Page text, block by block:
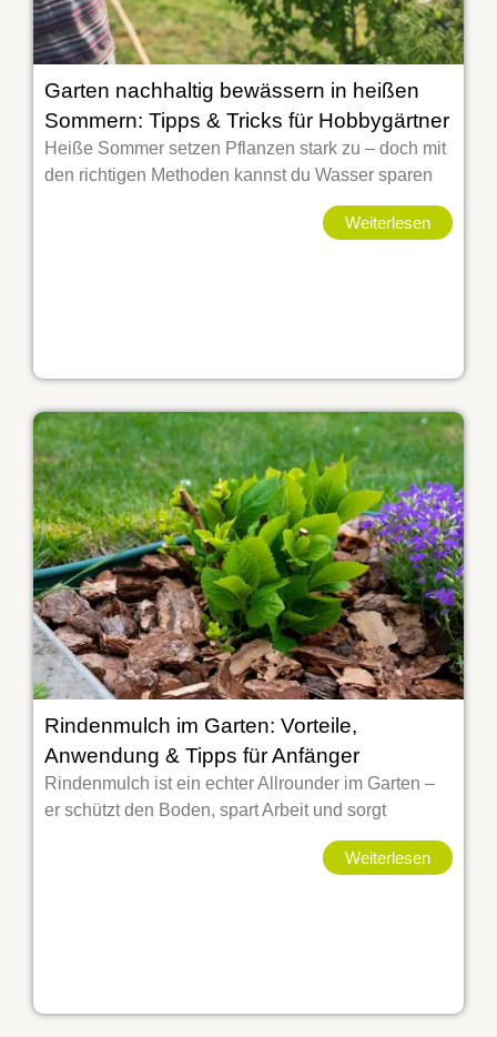
Garten nachhaltig bewässern in heißen
Sommern: Tipps & Tricks für Hobbygärtner
Heiße Sommer setzen Pflanzen stark zu – doch mit
den richtigen Methoden kannst du Wasser sparen
Weiterlesen
Rindenmulch im Garten: Vorteile,
Anwendung & Tipps für Anfänger
Rindenmulch ist ein echter Allrounder im Garten –
er schützt den Boden, spart Arbeit und sorgt
Weiterlesen